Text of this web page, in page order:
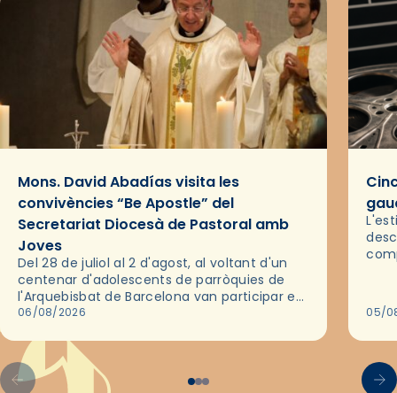
Mons. David Abadías visita les
convivències “Be Apostle” del
Secretariat Diocesà de Pastoral amb
Joves
Del 28 de juliol al 2 d'agost, al voltant d'un
centenar d'adolescents de parròquies de
l'Arquebisbat de Barcelona van participar en
les convivències Be Apostle, organitzades
06/08/2026 05/